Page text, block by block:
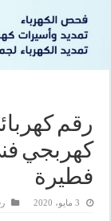
كهربجي
فطيرة
3 مايو، 2020